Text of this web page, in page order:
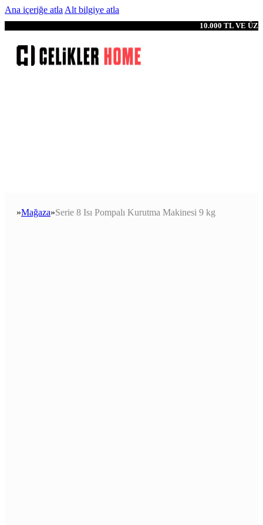
Ana içeriğe atla Alt bilgiye atla
10.000 TL VE
Anasayfa
Mağaza Serie 8 Isı Pompalı Kurutma Makinesi 9 kg